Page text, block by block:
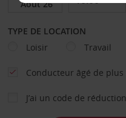
TYPE DE LOCATION
Loisir
Travail
Conducteur âgé de plus
J’ai un code de réduction